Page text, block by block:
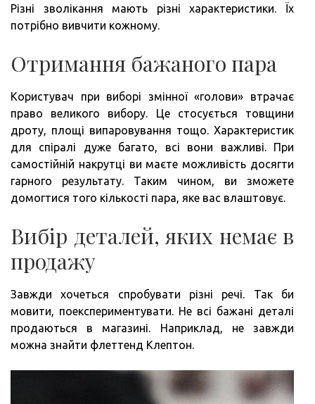
Різні зволікання мають різні характеристики. Їх
потрібно вивчити кожному.
Отримання бажаного пара
Користувач при виборі змінної «голови» втрачає
право великого вибору. Це стосується товщини
дроту, площі випаровування тощо. Характеристик
для спіралі дуже багато, всі вони важливі. При
самостійній накрутці ви маєте можливість досягти
гарного результату. Таким чином, ви зможете
домогтися того кількості пара, яке вас влаштовує.
Вибір деталей, яких немає в
продажу
Завжди хочеться спробувати різні речі. Так би
мовити, поекспериментувати. Не всі бажані деталі
продаються в магазині. Наприклад, не завжди
можна знайти флеттенд Клептон.